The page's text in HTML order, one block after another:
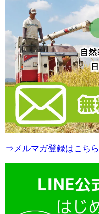
⇒メルマガ登録はこちら